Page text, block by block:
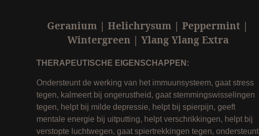
Geranium | Helichrysum | Peppermint |
Wintergreen | Ylang Ylang Extra
THERAPEUTISCHE EIGENSCHAPPEN:
Ondersteunt de werking van het immuunsysteem, gaat stress
tegen, kalmeert bij ongerustheid, gaat stemmingswisselingen
tegen, helpt bij milde depressie, helpt bij spierpijn, geeft
mentale energie bij uitputting, helpt verschrikkingen, helpt bij
verstopte luchtwegen, gaat spiertrekkingen tegen, ondersteunt